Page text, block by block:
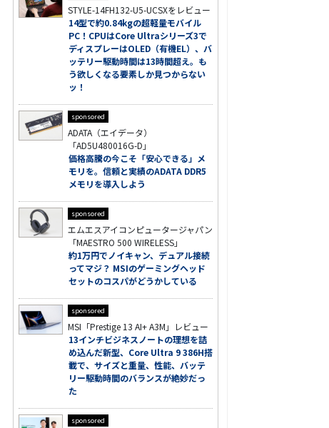
STYLE-14FH132-U5-UCSXをレビュー
14型で約0.84kgの超軽量モバイル
PC！CPUはCore Ultraシリーズ3で
ディスプレーはOLED（有機EL）、バ
ッテリー駆動時間は13時間超え。も
う欲しくなる要素しか見つからない
ッ！
sponsored
ADATA（エイデータ）
「AD5U480016G-D」
価格高騰の今こそ「安心できる」メ
モリを。信頼と実績のADATA DDR5
メモリを導入しよう
sponsored
エムエスアイコンピュータージャパン
「MAESTRO 500 WIRELESS」
約1万円でノイキャン、デュアル接続
ってマジ？ MSIのゲーミングヘッド
セットのコスパがどうかしている
sponsored
MSI「Prestige 13 AI+ A3M」レビュー
13インチビジネスノートの理想を詰
め込んだ新型、Core Ultra 9 386H搭
載で、サイズと重量、性能、バッテ
リー駆動時間のバランスが絶妙だっ
た
sponsored